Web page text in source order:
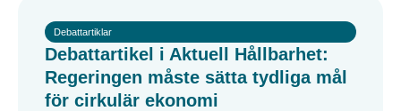
Debattartiklar
Debattartikel i Aktuell Hållbarhet:
Regeringen måste sätta tydliga mål
för cirkulär ekonomi